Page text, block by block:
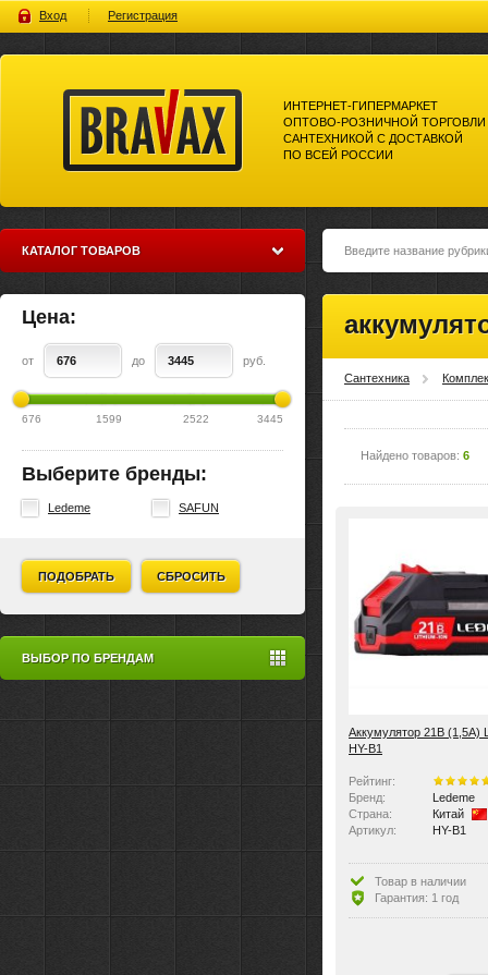
Вход Регистрация
всей россии
ИНТЕРНЕТ-ГИПЕРМАРКЕТ
ОПТОВО-РОЗНИЧНОЙ ТОРГОВЛИ
САНТЕХНИКОЙ С ДОСТАВКОЙ
ПО ВСЕЙ РОССИИ
КАТАЛОГ ТОВАРОВ
Цена:
от до руб.
676 1599 2522 3445
Выберите бренды:
Ledeme SAFUN
ПОДОБРАТЬ СБРОСИТЬ
ВЫБОР ПО БРЕНДАМ
Сантехника
Найдено товаров: 6
Аккумулятор 21В (1,5А)
HY-B1
Рейтинг:
Бренд:
Ledeme
Страна:
Китай
Артикул:
HY-B1
Товар в наличии
Гарантия: 1 год